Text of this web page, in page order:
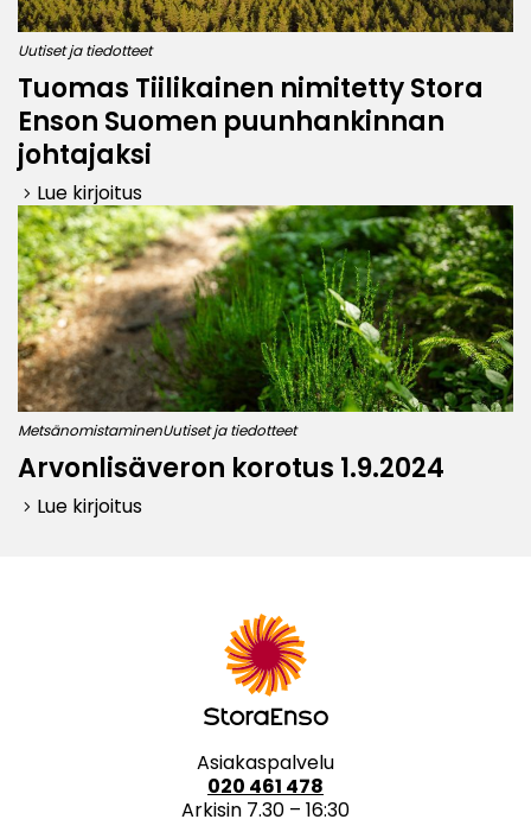
Uutiset ja tiedotteet
Tuomas Tiilikainen nimitetty Stora
Enson Suomen puunhankinnan
johtajaksi
keyboard_arrow_right Lue kirjoitus
MetsänomistaminenUutiset ja tiedotteet
Arvonlisäveron korotus 1.9.2024
keyboard_arrow_right Lue kirjoitus
Asiakaspalvelu
020 461 478
Arkisin 7.30 – 16:30